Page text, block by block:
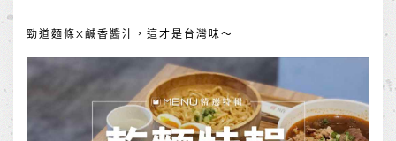
勁道麵條X鹹香醬汁，這才是台灣味～